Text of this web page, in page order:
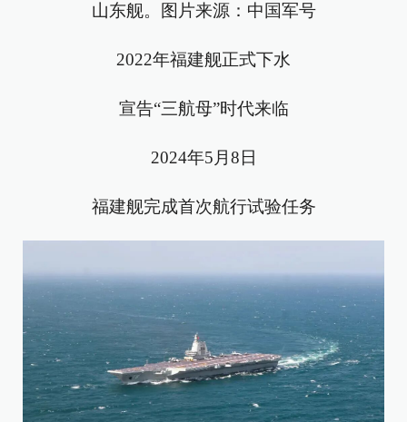
山东舰。图片来源：中国军号
2022年福建舰正式下水
宣告“三航母”时代来临
2024年5月8日
福建舰完成首次航行试验任务